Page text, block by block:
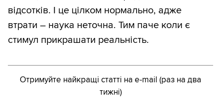
відсотків. І це цілком нормально, адже
втрати – наука неточна. Тим паче коли є
стимул прикрашати реальність.
Отримуйте найкращі статті на e-mail (раз на два
тижні)